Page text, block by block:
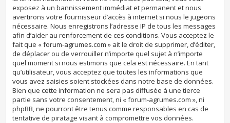
exposez à un bannissement immédiat et permanent et nous
avertirons votre fournisseur d’accès à internet si nous le jugeons
nécessaire. Nous enregistrons l’adresse IP de tous les messages
afin d’aider au renforcement de ces conditions. Vous acceptez le
fait que « forum-agrumes.com » ait le droit de supprimer, d’éditer,
de déplacer ou de verrouiller n’importe quel sujet à n’importe
quel moment si nous estimons que cela est nécessaire. En tant
qu’utilisateur, vous acceptez que toutes les informations que
vous avez saisies soient stockées dans notre base de données.
Bien que cette information ne sera pas diffusée à une tierce
partie sans votre consentement, ni « forum-agrumes.com », ni
phpBB, ne pourront être tenus comme responsables en cas de
tentative de piratage visant à compromettre vos données.